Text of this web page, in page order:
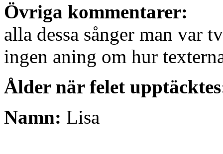
Övriga kommentarer:
alla dessa sånger man var
ingen aning om hur
Ålder när felet
Namn: Lisa